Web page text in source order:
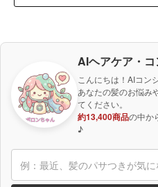
AIヘアケア・
こんにちは！AIコン
あなたの髪のお悩み
てください。
約13,400商品の中か
♪